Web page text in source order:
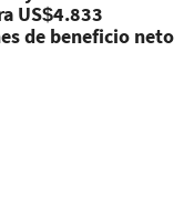
US$4.833
de beneficio neto